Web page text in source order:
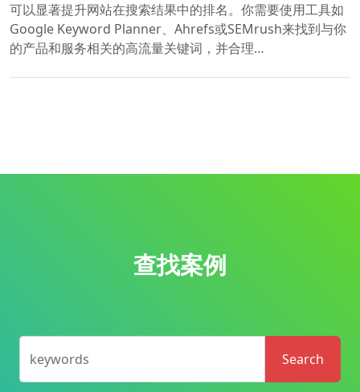
可以显著提升网站在搜索结果中的排名。你需要使用工具如
Google Keyword Planner、Ahrefs或SEMrush来找到与你
的产品和服务相关的高流量关键词，并合理…
查找案例
keywords Search